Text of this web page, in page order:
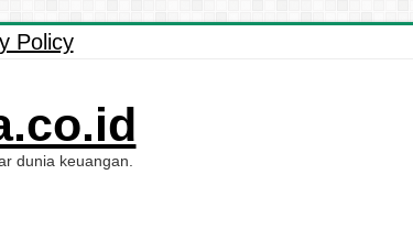
Policy
dunia keuangan.